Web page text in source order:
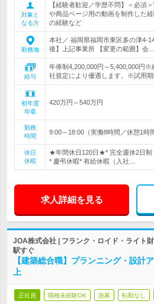
対象と
なる方
【経験者歓迎／学歴不問】＜必須
や商品ページ用の動画を制作した
の経験など
勤務地
本社／ 福岡県福岡市東区多の津4-
後】上記事業所 【変更の範囲】会…
給与
年俸制4,200,000円～5,400,000円※
社規定により優遇します。※試用期
初年度
年収
420万円～540万円
勤務
時間
9:00～18:00（実働8時間／休憩1時
休日
休暇
★年間休日120日★* 完全週休2日制
* 慶弔休暇* 有給休暇（入社…
求人詳細を見る
JOA株式会社 | フランク・ロイド・ライト
駅すぐ
【建築総合職】プランニング・設計
上
正社員 職種未経験OK 急募 転勤なし